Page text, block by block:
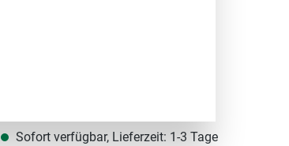
Sofort verfügbar, Lieferzeit: 1-3 Tage